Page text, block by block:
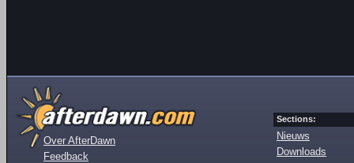
Over AfterDawn
Feedback
Sections:
Nieuws
Downloads